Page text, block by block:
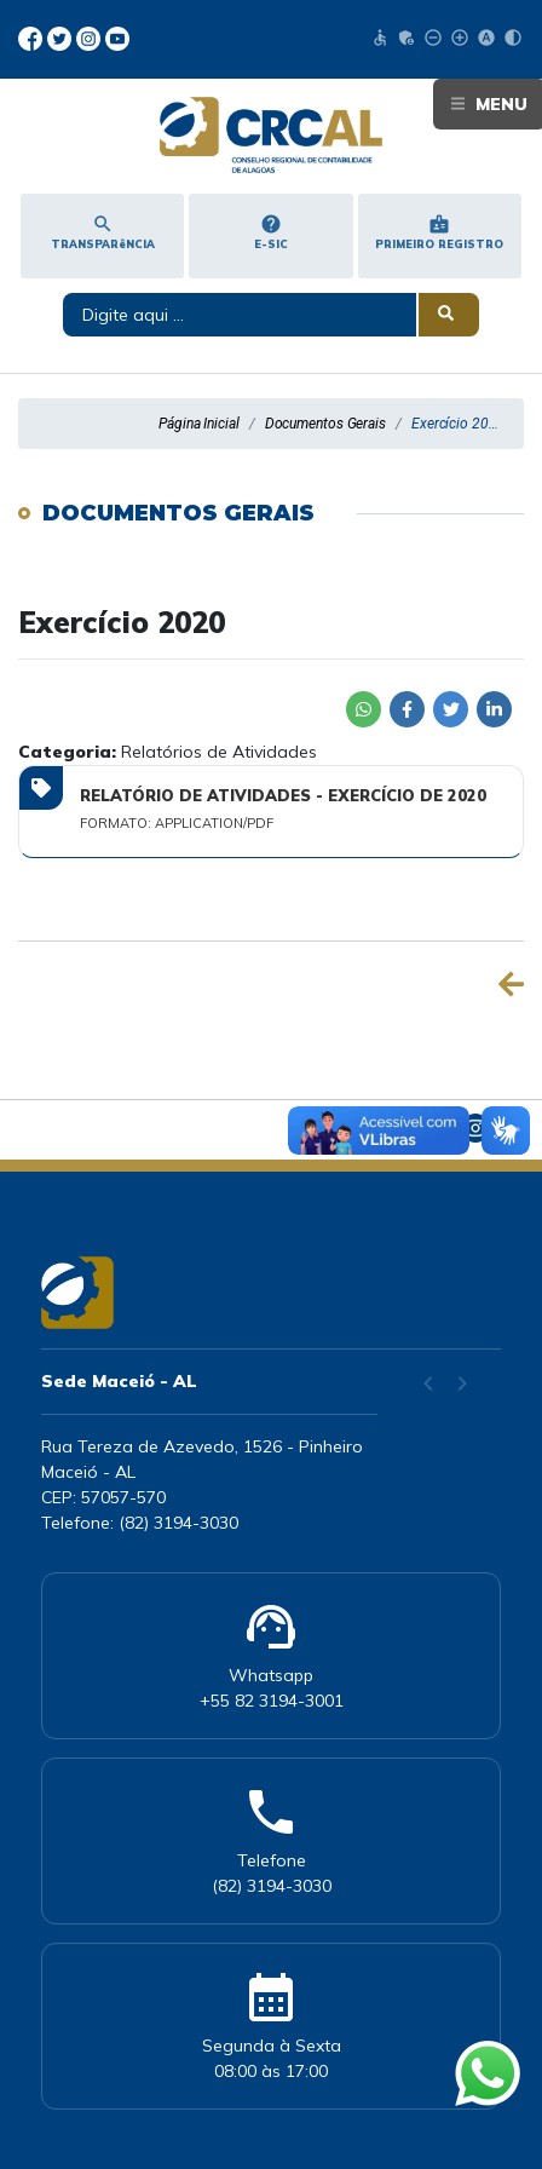
MENU
accessible admin_panel_settings remove_circle_outline add_circle_outline hdr_auto contrast
search
TRANSPARêNCIA
help
E-SIC
badge
PRIMEIRO REGISTRO
Página Inicial Documentos Gerais Exercício 2020
DOCUMENTOS GERAIS
Exercício 2020
Categoria: Relatórios de Atividades
RELATÓRIO DE ATIVIDADES - EXERCÍCIO DE 2020
FORMATO: APPLICATION/PDF
Sede Maceió - AL chevron_left chevron_right
Rua Tereza de Azevedo, 1526 - Pinheiro
Maceió - AL
CEP: 57057-570
Telefone: (82) 3194-3030
support_agent
Whatsapp
+55 82 3194-3001
phone
Telefone
(82) 3194-3030
calendar_month
Segunda à Sexta
08:00 às 17:00